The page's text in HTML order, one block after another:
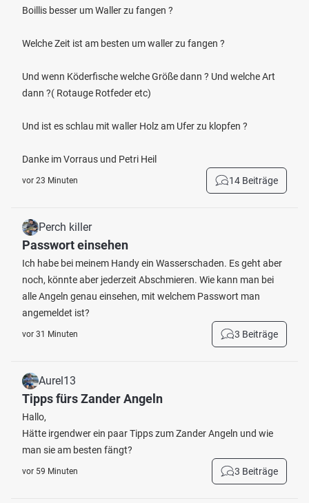
Boillis besser um Waller zu fangen ?
Welche Zeit ist am besten um waller zu fangen ?
Und wenn Köderfische welche Größe dann ? Und welche Art
dann ?( Rotauge Rotfeder etc)
Und ist es schlau mit waller Holz am Ufer zu klopfen ?
Danke im Vorraus und Petri Heil
vor 23 Minuten 14 Beiträge
Perch killer
Passwort einsehen
Ich habe bei meinem Handy ein Wasserschaden. Es geht aber
noch, könnte aber jederzeit Abschmieren. Wie kann man bei
alle Angeln genau einsehen, mit welchem Passwort man
angemeldet ist?
vor 31 Minuten 3 Beiträge
Aurel13
Tipps fürs Zander Angeln
Hallo,
Hätte irgendwer ein paar Tipps zum Zander Angeln und wie
man sie am besten fängt?
vor 59 Minuten 3 Beiträge